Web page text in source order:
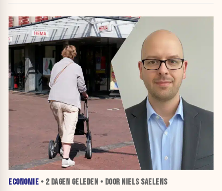
ECONOMIE • 2 DAGEN GELEDEN • DOOR NIELS SAELENS